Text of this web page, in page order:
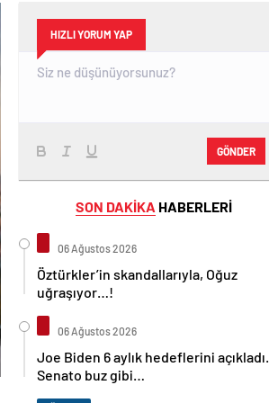
HIZLI YORUM YAP
GÖNDER
SON DAKİKA HABERLERİ
06 Ağustos 2026
Öztürkler’in skandallarıyla, Oğuz
uğraşıyor…!
06 Ağustos 2026
Joe Biden 6 aylık hedeflerini açıkladı.
Senato buz gibi…